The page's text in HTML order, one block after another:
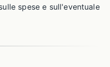
spese e sull'eventuale